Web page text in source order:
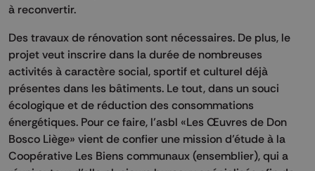
à reconvertir.
Des travaux de rénovation sont nécessaires. De plus, le
projet veut inscrire dans la durée de nombreuses
activités à caractère social, sportif et culturel déjà
présentes dans les bâtiments. Le tout, dans un souci
écologique et de réduction des consommations
énergétiques. Pour ce faire, l’asbl «Les Œuvres de Don
Bosco Liège» vient de confier une mission d’étude à la
Coopérative Les Biens communaux (ensemblier), qui a